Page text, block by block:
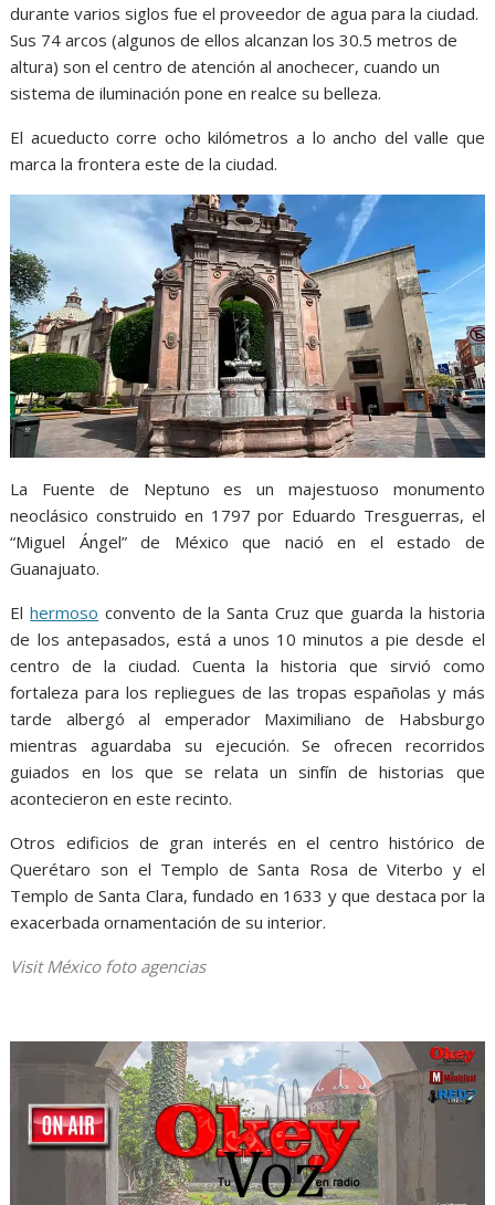
durante varios siglos fue el proveedor de agua para la ciudad.
Sus 74 arcos (algunos de ellos alcanzan los 30.5 metros de
altura) son el centro de atención al anochecer, cuando un
sistema de iluminación pone en realce su belleza.
El acueducto corre ocho kilómetros a lo ancho del valle que
marca la frontera este de la ciudad.
La Fuente de Neptuno es un majestuoso monumento
neoclásico construido en 1797 por Eduardo Tresguerras, el
“Miguel Ángel” de México que nació en el estado de
Guanajuato.
Elhermoso convento de la Santa Cruz que guarda la historia
de los antepasados, está a unos 10 minutos a pie desde el
centro de la ciudad. Cuenta la historia que sirvió como
fortaleza para los repliegues de las tropas españolas y más
tarde albergó al emperador Maximiliano de Habsburgo
mientras aguardaba su ejecución. Se ofrecen recorridos
guiados en los que se relata un sinfín de historias que
acontecieron en este recinto.
Otros edificios de gran interés en el centro histórico de
Querétaro son el Templo de Santa Rosa de Viterbo y el
Templo de Santa Clara, fundado en 1633 y que destaca por la
exacerbada ornamentación de su interior.
Visit México foto agenciasla historia, la historia